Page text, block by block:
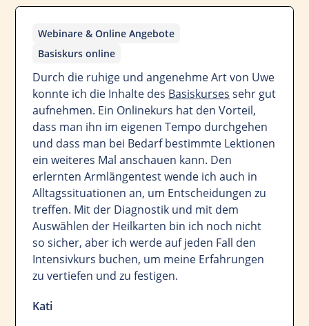
Webinare & Online Angebote
Basiskurs online
Durch die ruhige und angenehme Art von Uwe
konnte ich die Inhalte des Basiskurses sehr gut
aufnehmen. Ein Onlinekurs hat den Vorteil,
dass man ihn im eigenen Tempo durchgehen
und dass man bei Bedarf bestimmte Lektionen
ein weiteres Mal anschauen kann. Den
erlernten Armlängentest wende ich auch in
Alltagssituationen an, um Entscheidungen zu
treffen. Mit der Diagnostik und mit dem
Auswählen der Heilkarten bin ich noch nicht
so sicher, aber ich werde auf jeden Fall den
Intensivkurs buchen, um meine Erfahrungen
zu vertiefen und zu festigen.
Kati